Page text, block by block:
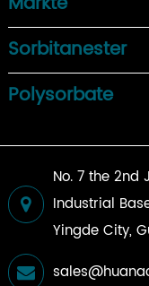
Sorbitanester
Polysorbate
No. 7 the 2nd
Industrial
Yingde City,